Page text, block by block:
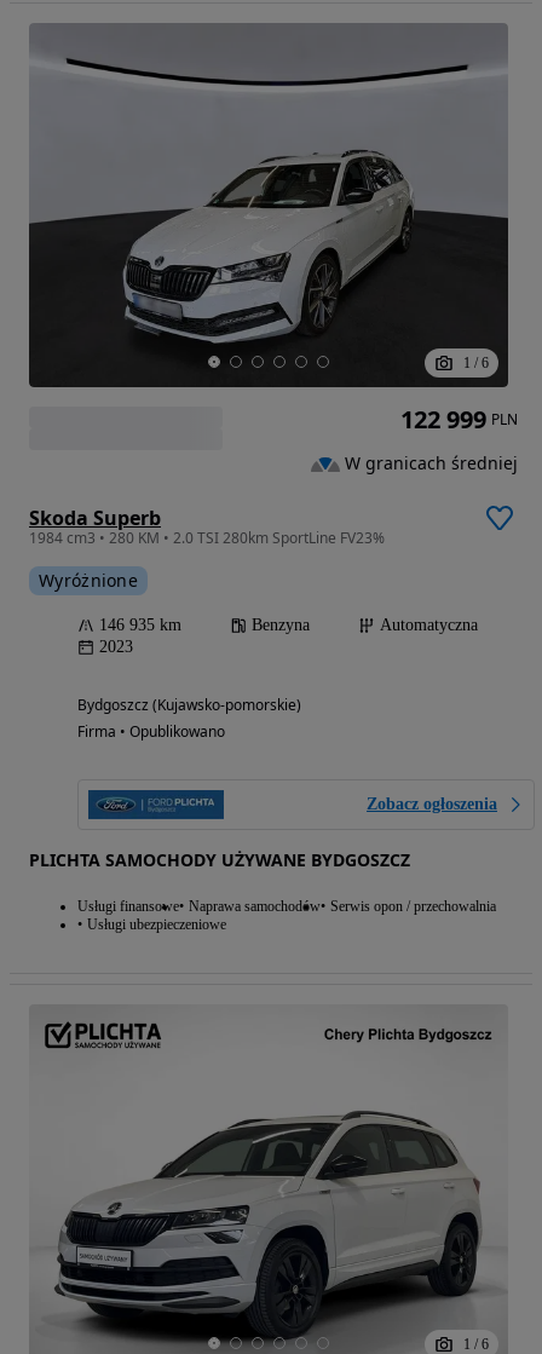
1 / 6
Skoda Superb
1984 cm3 • 280 KM • 2.0 TSI 280km SportLine FV23%
Wyróżnione
146 935 km Benzyna
Automatyczna
2023
Bydgoszcz (Kujawsko-pomorskie)
Firma • Opublikowano
Zobacz ogłoszenia
PLICHTA SAMOCHODY UŻYWANE BYDGOSZCZ
Usługi finansowe Naprawa samochodów Serwis opon / przechowalnia
Usługi ubezpieczeniowe
122 999 PLN
W granicach średniej
1 / 6